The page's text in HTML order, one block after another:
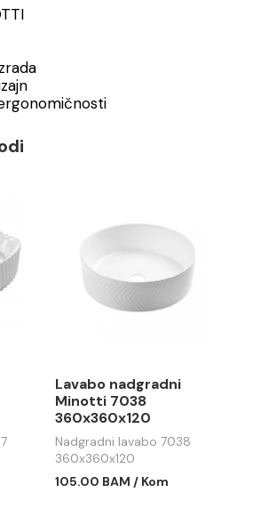
Lavabo nadgradni
Minotti 7038
360x360x120
Nadgradni lavabo 7038
360x360x120
105.00 BAM / Kom